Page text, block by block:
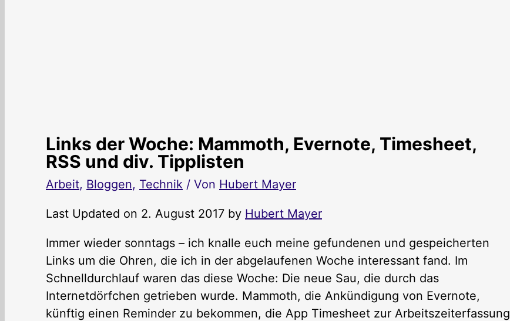
Links der Woche: Mammoth, Evernote, Timesheet,
RSS und div. Tipplisten
Arbeit, Bloggen, Technik / Von Hubert Mayer
Last Updated on 2. August 2017 by Hubert Mayer
Immer wieder sonntags – ich knalle euch meine gefundenen und gespeicherten
Links um die Ohren, die ich in der abgelaufenen Woche interessant fand. Im
Schnelldurchlauf waren das diese Woche: Die neue Sau, die durch das
Internetdörfchen getrieben wurde. Mammoth, die Ankündigung von Evernote,
künftig einen Reminder zu bekommen, die App Timesheet zur Arbeitszeiterfassung